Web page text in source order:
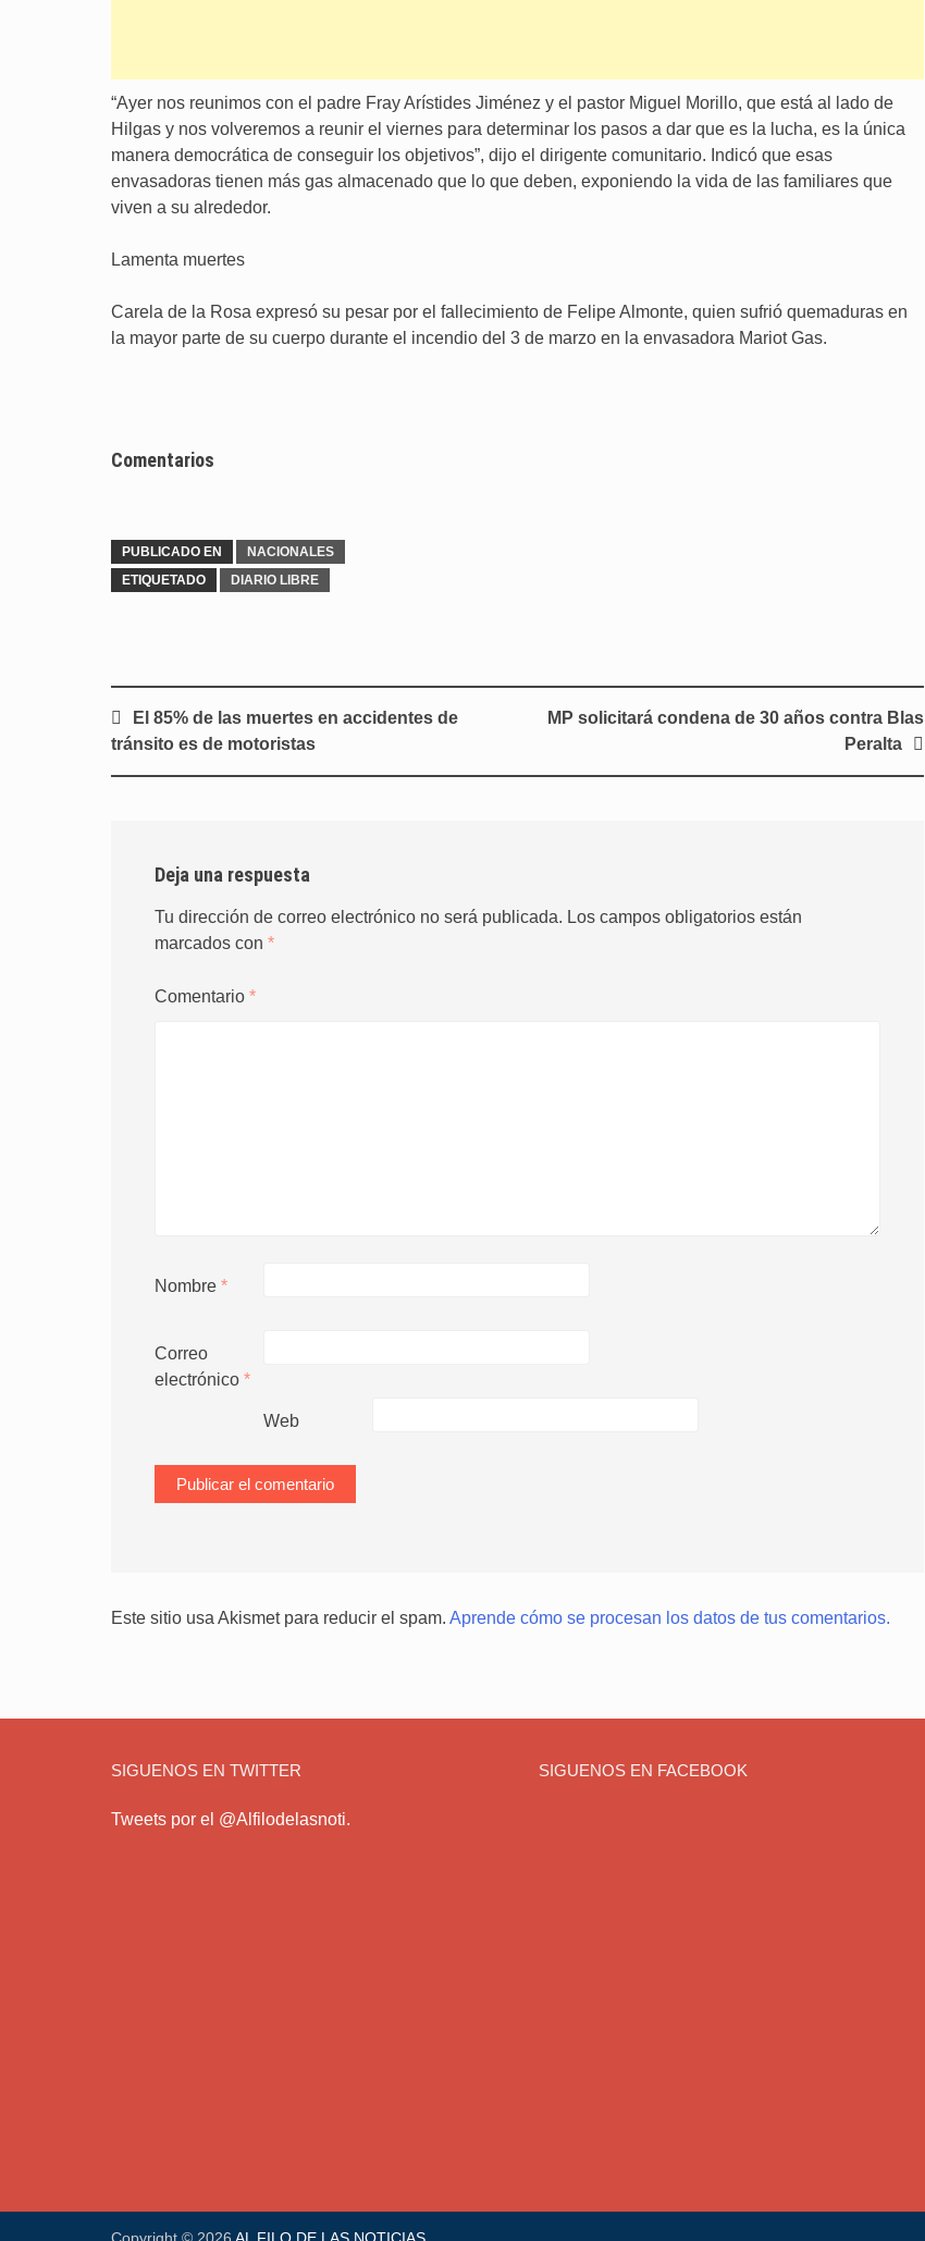
“Ayer nos reunimos con el padre Fray Arístides Jiménez y el pastor Miguel Morillo, que está al lado de
Hilgas y nos volveremos a reunir el viernes para determinar los pasos a dar que es la lucha, es la única
manera democrática de conseguir los objetivos”, dijo el dirigente comunitario. Indicó que esas
envasadoras tienen más gas almacenado que lo que deben, exponiendo la vida de las familiares que
viven a su alrededor.
Lamenta muertes
Carela de la Rosa expresó su pesar por el fallecimiento de Felipe Almonte, quien sufrió quemaduras en
la mayor parte de su cuerpo durante el incendio del 3 de marzo en la envasadora Mariot Gas.
Comentarios
PUBLICADO EN
NACIONALES
ETIQUETADO
DIARIO LIBRE
Navegación
de
El 85% de las muertes en accidentes de
tránsito es de motoristas
MP solicitará condena de 30 años contra Blas
Peralta
Deja una respuesta
Tu dirección de correo electrónico no será publicada. Los campos obligatorios están
marcados con *
Comentario *
Nombre *
Correo
electrónico *
Web
Este sitio usa Akismet para reducir el spam. Aprende cómo se procesan los datos de tus comentarios.
SIGUENOS EN TWITTER
Tweets por el @Alfilodelasnoti.
SIGUENOS EN FACEBOOK
Copyright © 2026 AL FILO DE LAS NOTICIAS